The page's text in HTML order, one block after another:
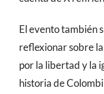
El evento también
reflexionar sobre
por la libertad y la
historia de